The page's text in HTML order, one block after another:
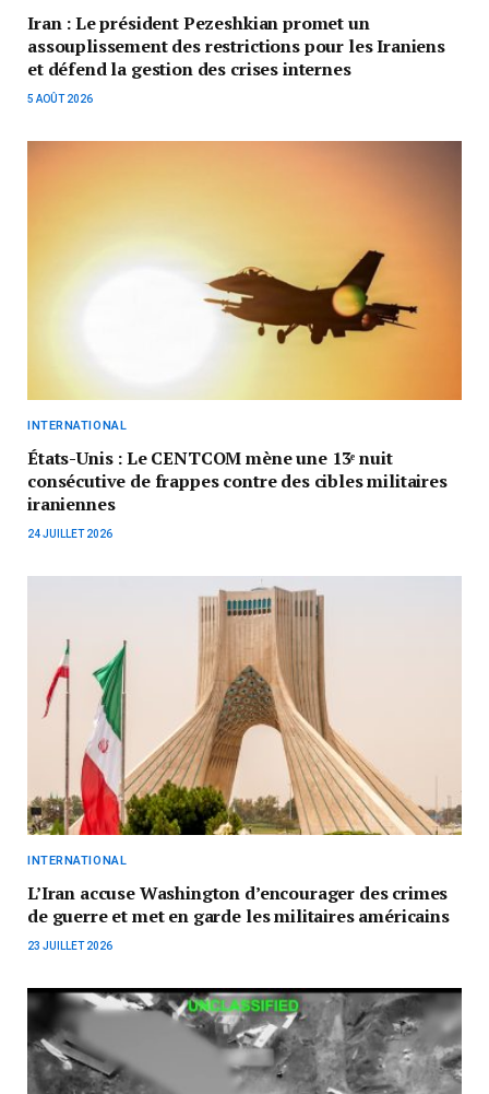
Iran : Le président Pezeshkian promet un
assouplissement des restrictions pour les Iraniens
et défend la gestion des crises internes
5 AOÛT 2026
INTERNATIONAL
États-Unis : Le CENTCOM mène une 13ᵉ nuit
consécutive de frappes contre des cibles militaires
iraniennes
24 JUILLET 2026
INTERNATIONAL
L’Iran accuse Washington d’encourager des crimes
de guerre et met en garde les militaires américains
23 JUILLET 2026